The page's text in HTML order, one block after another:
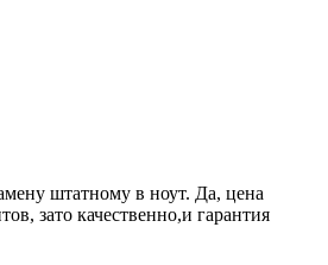
штатному в ноут. Да, цена
зато качественно,и гарантия